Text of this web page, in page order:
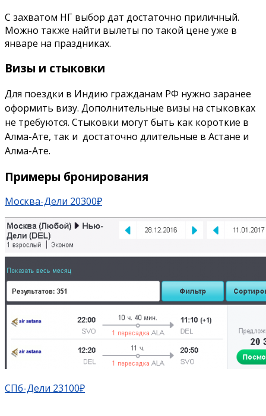
С захватом НГ выбор дат достаточно приличный.
Можно также найти вылеты по такой цене уже в
январе на праздниках.
Визы и стыковки
Для поездки в Индию гражданам РФ нужно заранее
оформить визу. Дополнительные визы на стыковках
не требуются. Стыковки могут быть как короткие в
Алма-Ате, так и достаточно длительные в Астане и
Алма-Ате.
Примеры бронирования
Москва-Дели 20300₽
СПб-Дели 23100₽